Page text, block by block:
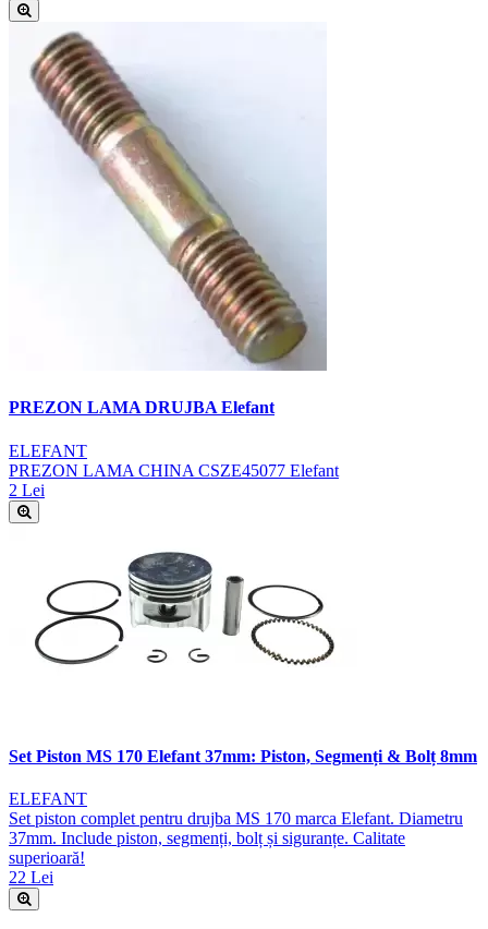
PREZON LAMA DRUJBA Elefant
ELEFANT
PREZON LAMA CHINA CSZE45077 Elefant
2 Lei
Set Piston MS 170 Elefant 37mm: Piston, Segmenți & Bolț 8mm
ELEFANT
Set piston complet pentru drujba MS 170 marca Elefant. Diametru
37mm. Include piston, segmenți, bolț și siguranțe. Calitate
superioară!
22 Lei